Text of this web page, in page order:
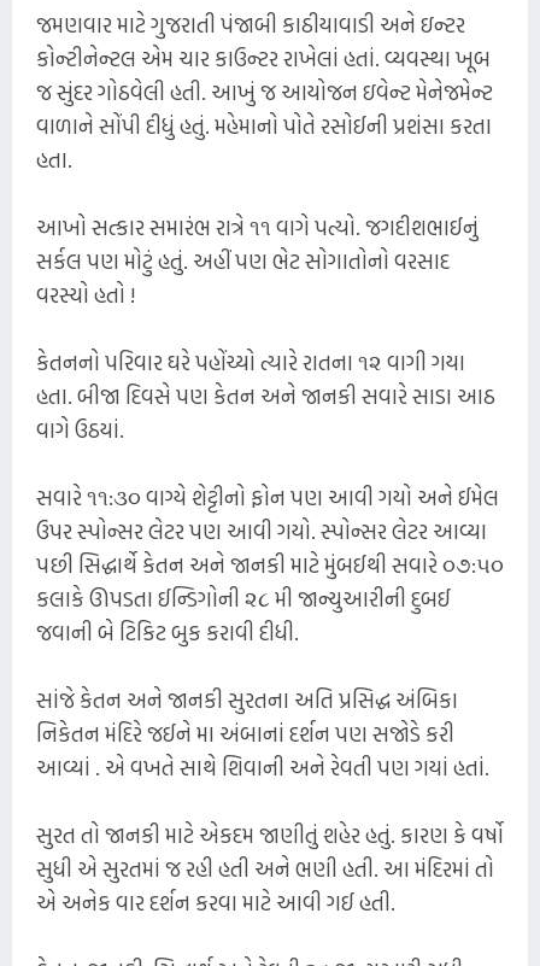
જમણવાર માટે ગુજરાતી પંજાબી કાઠીયાવાડી અને ઇન્ટર
કોન્ટીનેન્ટલ એમ ચાર કાઉન્ટર રાખેલાં હતાં. વ્યવસ્થા ખૂબ
જ સુંદર ગોઠવેલી હતી. આખું જ આયોજન ઇવેન્ટ મેનેજમેન્ટ
વાળાને સોંપી દીધું હતું. મહેમાનો પોતે રસોઈની પ્રશંસા કરતા
હતા.
આખો સત્કાર સમારંભ રાત્રે ૧૧ વાગે પત્યો. જગદીશભાઈનું
સર્કલ પણ મોટું હતું. અહીં પણ ભેટ સોગાતોનો વરસાદ
વરસ્યો હતો !
કેતનનો પરિવાર ઘરે પહોંચ્યો ત્યારે રાતના ૧૨ વાગી ગયા
હતા. બીજા દિવસે પણ કેતન અને જાનકી સવારે સાડા આઠ
વાગે ઉઠયાં.
સવારે ૧૧:૩૦ વાગ્યે શેટ્ટીનો ફોન પણ આવી ગયો અને ઈમેલ
ઉપર સ્પોન્સર લેટર પણ આવી ગયો. સ્પોન્સર લેટર આવ્યા
પછી સિદ્ધાર્થે કેતન અને જાનકી માટે મુંબઈથી સવારે ૦૭:૫૦
કલાકે ઊપડતા ઈન્ડિગોની ૨૮ મી જાન્યુઆરીની દુબઈ
જવાની બે ટિકિટ બુક કરાવી દીધી.
સાંજે કેતન અને જાનકી સુરતના અતિ પ્રસિદ્ધ અંબિકા
નિકેતન મંદિરે જઈને મા અંબાનાં દર્શન પણ સજોડે કરી
આવ્યાં . એ વખતે સાથે શિવાની અને રેવતી પણ ગયાં હતાં.
સુરત તો જાનકી માટે એકદમ જાણીતું શહેર હતું. કારણ કે વર્ષો
સુધી એ સુરતમાં જ રહી હતી અને ભણી હતી. આ મંદિરમાં તો
એ અનેક વાર દર્શન કરવા માટે આવી ગઈ હતી.